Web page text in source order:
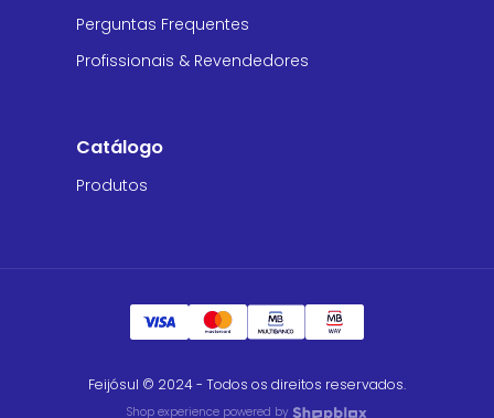
Perguntas Frequentes
Profissionais & Revendedores
Catálogo
Produtos
Feijósul © 2024 - Todos os direitos reservados.
Shop experience powered by